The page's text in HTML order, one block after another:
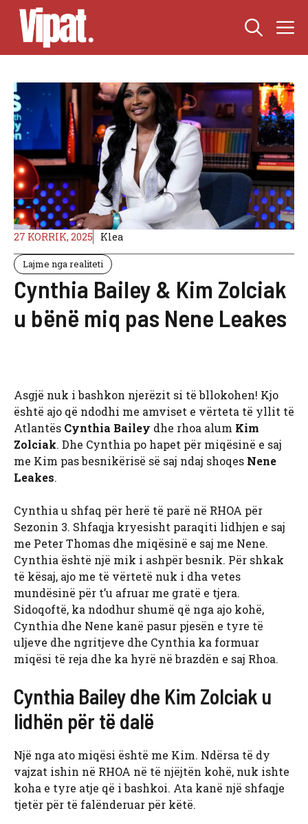
Skip
content
27 KORRIK, 2025 Klea
Lajme nga realiteti
Cynthia Bailey & Kim Zolciak
u bënë miq pas Nene Leakes
Asgjë nuk i bashkon njerëzit si të bllokohen! Kjo
është ajo që ndodhi me amviset e vërteta të yllit të
Atlantës Cynthia Bailey dhe rhoa alum Kim
Zolciak. Dhe Cynthia po hapet për miqësinë e saj
me Kim pas besnikërisë së saj ndaj shoqes Nene
Leakes.
Cynthia u shfaq për herë të parë në RHOA për
Sezonin 3. Shfaqja kryesisht paraqiti lidhjen e saj
me Peter Thomas dhe miqësinë e saj me Nene.
Cynthia është një mik i ashpër besnik. Për shkak
të kësaj, ajo me të vërtetë nuk i dha vetes
mundësinë për t’u afruar me gratë e tjera.
Sidoqoftë, ka ndodhur shumë që nga ajo kohë,
Cynthia dhe Nene kanë pasur pjesën e tyre të
uljeve dhe ngritjeve dhe Cynthia ka formuar
miqësi të reja dhe ka hyrë në brazdën e saj Rhoa.
Cynthia Bailey dhe Kim Zolciak u
lidhën për të dalë
Një nga ato miqësi është me Kim. Ndërsa të dy
vajzat ishin në RHOA në të njëjtën kohë, nuk ishte
koha e tyre atje që i bashkoi. Ata kanë një shfaqje
tjetër për të falënderuar për këtë.